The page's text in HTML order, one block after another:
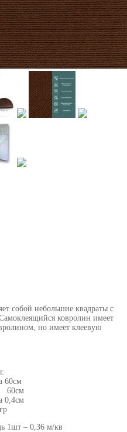
собой небольшие квадраты с
ковролин имеет
но имеет клеевую
1шт – 0,36 м/кв